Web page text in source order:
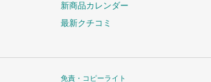
新商品カレンダー
最新クチコミ
免責・コピーライト